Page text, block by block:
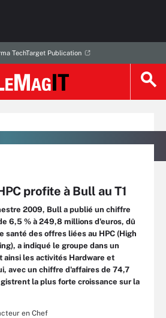
TechTarget Publication
profite à Bull au T1
2009, Bull a publié un chiffre
6,5 % à 249,8 millions d'euros, dû
santé des offres liées au HPC (High
a indiqué le groupe dans un
ainsi les activités Hardware et
avec un chiffre d'affaires de 74,7
la plus forte croissance sur la
en Chef